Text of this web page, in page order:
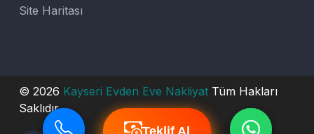
Teklif Al
Teklif Al
Site Haritası
© 2026 Kayseri Evden Eve Nakliyat Tüm Hakları
Saklıdır.